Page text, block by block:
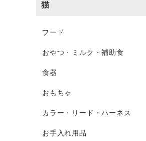
猫
フード
おやつ・ミルク・補助食
食器
おもちゃ
カラー・リード・ハーネス
お手入れ用品